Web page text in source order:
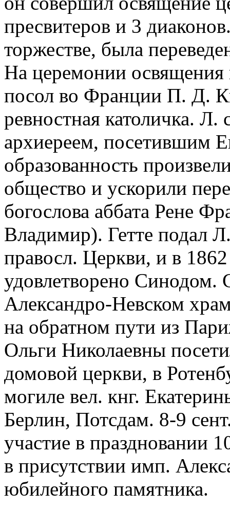
пресвитеров и 3
торжестве, была
На церемонии освящения
посол во Франции П. Д.
ревностная католичка. Л.
архиереем, посетившим
образованность
общество и ускорили
богослова аббата Рене
Владимир). Гетте подал
правосл. Церкви, и в
удовлетворено Синодом.
Александро-Невском
на обратном пути из
Ольги Николаевны
домовой церкви, в
могиле вел. кнг.
Берлин, Потсдам. 8-9
участие в праздновании
в присутствии имп.
юбилейного памятника.